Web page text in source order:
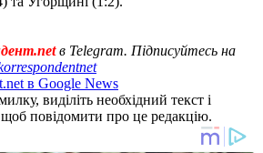
в Telegram. Підписуйтесь на
в Google News
виділіть необхідний текст і
повідомити про це редакцію.